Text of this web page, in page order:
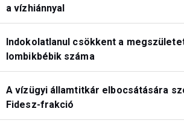
a vízhiánnyal
Indokolatlanul csökkent a
lombikbébik száma
A vízügyi államtitkár elbocsátására
Fidesz-frakció